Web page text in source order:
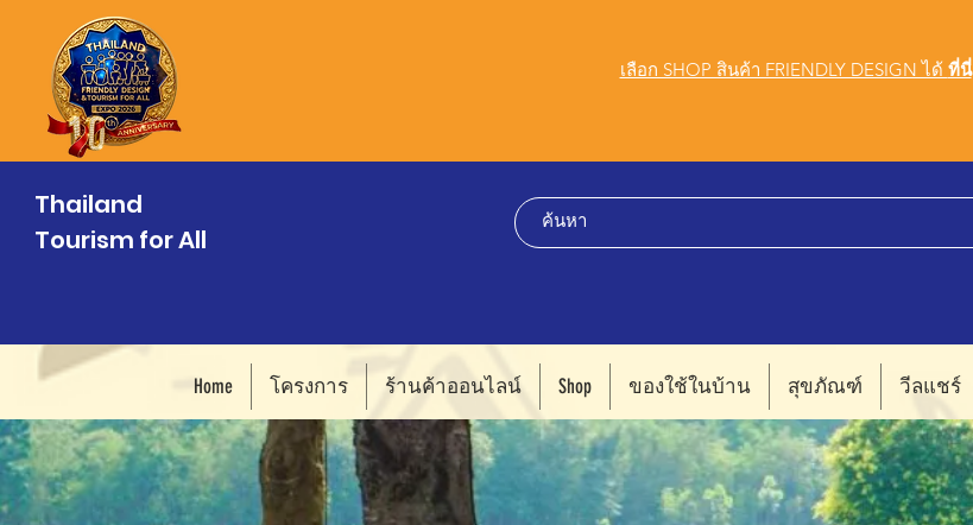
เลือก SHOP สินค้า FRIENDLY DESIGN ได้ ที่นี่
Thailand
Tourism for All
Home โครงการ ร้านค้าออนไลน์ Shop ของใช้ในบ้าน สุขภัณฑ์ วีลแชร์